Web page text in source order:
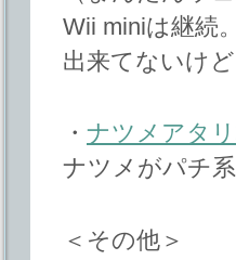
Wii miniは継続
出来てないけど
・ ナツメアタ
ナツメがパチ
＜その他＞